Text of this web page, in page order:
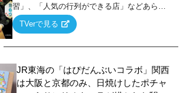
JR東海の「はぴだんぶいコラボ」関西
は大阪と京都のみ、日焼けしたポチャ
習」、「人気の行列ができる店」などあらゆ
るテーマについて好き放題にちゃちゃを入れ
ていく関西色を前面に押し出したトークバラ
TVerで見る